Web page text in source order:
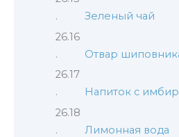
Зеленый чай
Отвар
Напиток с
Лимонная вода